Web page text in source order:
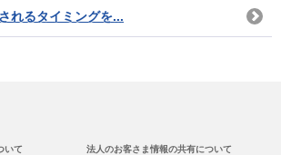
れるタイミングを...
いて 法人のお客さま情報の共有について